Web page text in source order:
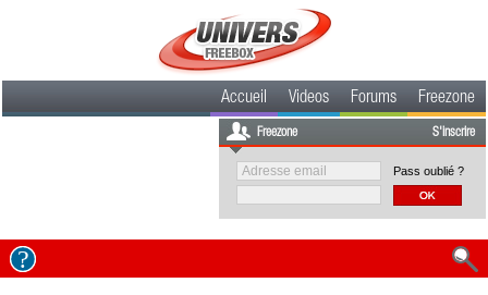
Accueil Videos Forums Freezone
Freezone S'inscrire
Pass oublié ?